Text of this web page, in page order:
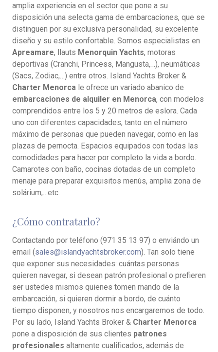
amplia experiencia en el sector que pone a su
disposición una selecta gama de embarcaciones, que se
distinguen por su exclusiva personalidad, su excelente
diseño y su estilo confortable. Somos especialistas en
Apreamare, llauts Menorquin Yachts, motoras
deportivas (Cranchi, Princess, Mangusta,…), neumáticas
(Sacs, Zodiac,…) entre otros. Island Yachts Broker &
Charter Menorca le ofrece un variado abanico de
embarcaciones de alquiler en Menorca, con modelos
comprendidos entre los 5 y 20 metros de eslora. Cada
uno con diferentes capacidades, tanto en el número
máximo de personas que pueden navegar, como en las
plazas de pernocta. Espacios equipados con todas las
comodidades para hacer por completo la vida a bordo.
Camarotes con baño, cocinas dotadas de un completo
menaje para preparar exquisitos menús, amplia zona de
solárium,…etc.
¿Cómo contratarlo?
Contactando por teléfono (971 35 13 97) o enviándo un
email (sales@islandyachtsbroker.com). Tan solo tiene
que exponer sus necesidades: cuántas personas
quieren navegar, si desean patrón profesional o prefieren
ser ustedes mismos quienes tomen mando de la
embarcación, si quieren dormir a bordo, de cuánto
tiempo disponen, y nosotros nos encargaremos de todo.
Por su lado, Island Yachts Broker & Charter Menorca
pone a disposición de sus clientes patrones
profesionales altamente cualificados, además de